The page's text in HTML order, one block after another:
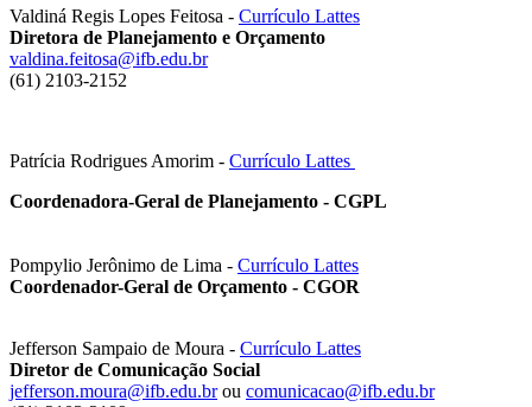
Valdiná Regis Lopes Feitosa - Currículo Lattes
Diretora de Planejamento e Orçamento
valdina.feitosa@ifb.edu.br
(61) 2103-2152
Patrícia Rodrigues Amorim - Currículo Lattes
Coordenadora-Geral de Planejamento - CGPL
Pompylio Jerônimo de Lima - Currículo Lattes
Coordenador-Geral de Orçamento - CGOR
Jefferson Sampaio de Moura - Currículo Lattes
Diretor de Comunicação Social
jefferson.moura@ifb.edu.brou comunicacao@ifb.edu.br